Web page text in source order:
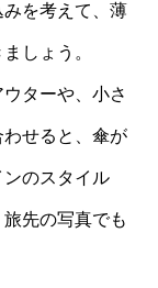
を考えて、薄
しょう。
ターや、小さ
せると、傘が
のスタイル
先の写真でも